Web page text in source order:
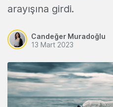
arayışına girdi.
Candeğer Muradoğlu
13 Mart 2023